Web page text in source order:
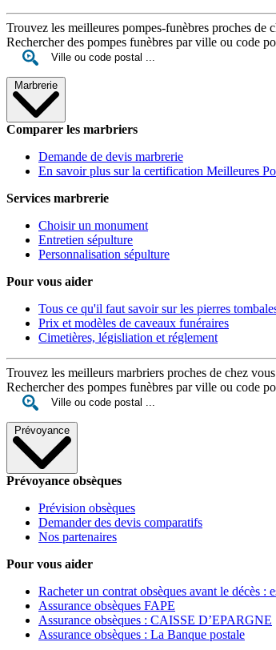
Trouvez les meilleures pompes-funèbres proches de
Rechercher des pompes funèbres par ville ou code
Marbrerie
Comparer les marbriers
Demande de devis marbrerie
En savoir plus sur la certification Meilleures
Services marbrerie
Choisir un monument
Entretien sépulture
Personnalisation sépulture
Pour vous aider
Tous ce qu'il faut savoir sur les pierres
Prix et modèles de caveaux funéraires
Cimetières, législiation et réglement
Trouvez les meilleurs marbriers proches de chez vous
Rechercher des pompes funèbres par ville ou code
Prévoyance
Prévoyance obsèques
Prévision obsèques
Demander des devis comparatifs
Nos partenaires
Pour vous aider
Racheter un contrat obsèques avant le décès :
Assurance obsèques FAPE
Assurance obsèques : CAISSE D’EPARGNE
Assurance obsèques : La Banque postale